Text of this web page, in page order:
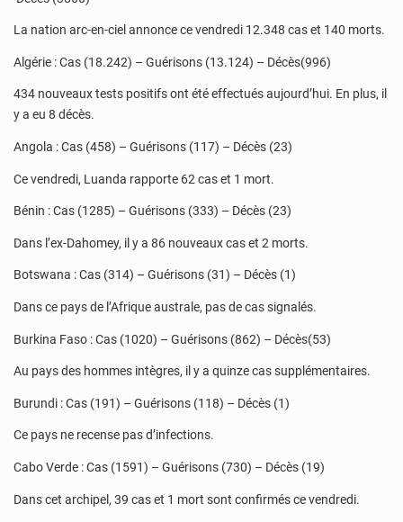
La nation arc-en-ciel annonce ce vendredi 12.348 cas et 140 morts.
Algérie : Cas (18.242) – Guérisons (13.124) – Décès(996)
434 nouveaux tests positifs ont été effectués aujourd’hui. En plus, il
y a eu 8 décès.
Angola : Cas (458) – Guérisons (117) – Décès (23)
Ce vendredi, Luanda rapporte 62 cas et 1 mort.
Bénin : Cas (1285) – Guérisons (333) – Décès (23)
Dans l’ex-Dahomey, il y a 86 nouveaux cas et 2 morts.
Botswana : Cas (314) – Guérisons (31) – Décès (1)
Dans ce pays de l’Afrique australe, pas de cas signalés.
Burkina Faso : Cas (1020) – Guérisons (862) – Décès(53)
Au pays des hommes intègres, il y a quinze cas supplémentaires.
Burundi : Cas (191) – Guérisons (118) – Décès (1)
Ce pays ne recense pas d’infections.
Cabo Verde : Cas (1591) – Guérisons (730) – Décès (19)
Dans cet archipel, 39 cas et 1 mort sont confirmés ce vendredi.